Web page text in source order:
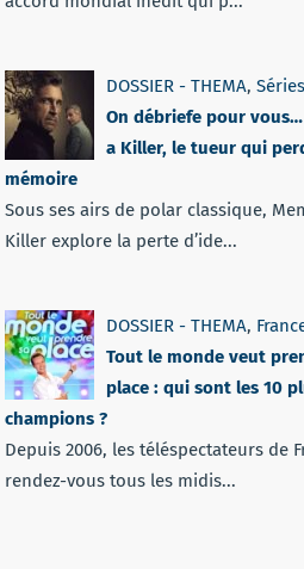
DOSSIER - THEMA,
On débriefe pour
a Killer, le tueur qui
mémoire
Sous ses airs de polar classique,
Killer explore la perte d’ide...
DOSSIER - THEMA,
Tout le monde veut
place : qui sont les 10
champions ?
Depuis 2006, les téléspectateurs de
rendez-vous tous les midis...